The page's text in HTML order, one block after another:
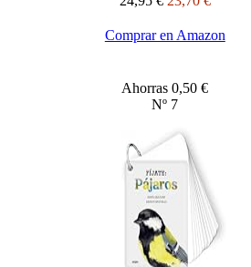
Comprar en Amazon
Ahorras 0,50 €
Nº 7